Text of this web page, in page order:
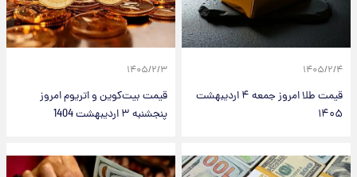
۱۴۰۵/۲/۴
قیمت طلا امروز جمعه ۴ اردیبهشت
۱۴۰۵
۱۴۰۵/۲/۳
قیمت بیت‌کوین و اتریوم امروز
پنجشنبه ۳ اردیبهشت 1404